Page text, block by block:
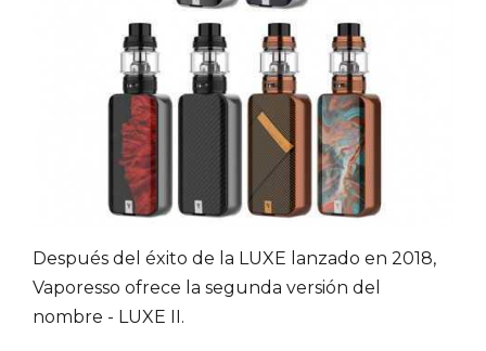
Después del éxito de la LUXE lanzado en 2018,
Vaporesso ofrece la segunda versión del
nombre - LUXE II.